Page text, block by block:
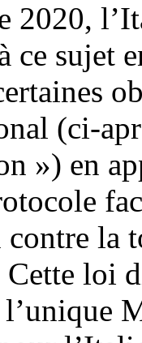
2020,
ce sujet
(ci-
») en
la
loi